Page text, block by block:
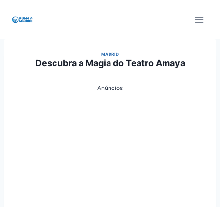
MADRID
Descubra a Magia do Teatro Amaya
Anúncios